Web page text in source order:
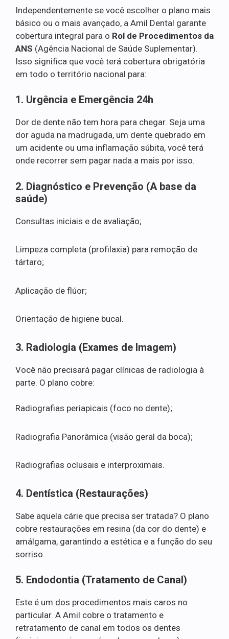
Independentemente se você escolher o plano mais
básico ou o mais avançado, a Amil Dental garante
cobertura integral para o Rol de Procedimentos da
ANS (Agência Nacional de Saúde Suplementar).
Isso significa que você terá cobertura obrigatória
em todo o território nacional para:
1. Urgência e Emergência 24h
Dor de dente não tem hora para chegar. Seja uma
dor aguda na madrugada, um dente quebrado em
um acidente ou uma inflamação súbita, você terá
onde recorrer sem pagar nada a mais por isso.
2. Diagnóstico e Prevenção (A base da
saúde)
Consultas iniciais e de avaliação;
Limpeza completa (profilaxia) para remoção de
tártaro;
Aplicação de flúor;
Orientação de higiene bucal.
3. Radiologia (Exames de Imagem)
Você não precisará pagar clínicas de radiologia à
parte. O plano cobre:
Radiografias periapicais (foco no dente);
Radiografia Panorâmica (visão geral da boca);
Radiografias oclusais e interproximais.
4. Dentística (Restaurações)
Sabe aquela cárie que precisa ser tratada? O plano
cobre restaurações em resina (da cor do dente) e
amálgama, garantindo a estética e a função do seu
sorriso.
5. Endodontia (Tratamento de Canal)
Este é um dos procedimentos mais caros no
particular. A Amil cobre o tratamento e
retratamento de canal em todos os dentes